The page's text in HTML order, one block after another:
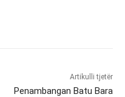
Artikulli tjetër
Penambangan Batu Bara